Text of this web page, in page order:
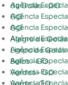
Agência Especialista na Criação de Site em Campestre de Goiás – GO
Agência Especialista na Criação de Site em Campinaçu – GO
Agência Especialista na Criação de Site em Campinorte – GO
Agência Especialista na Criação de Site em Campo
Agência Especialista na Criação de Site em Campo
Agência Especialista na Criação de Site em Campos Belos – GO
Agência Especialista na Criação de Site em Campos Verdes – GO